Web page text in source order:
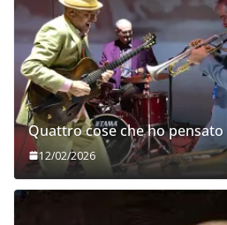
Quattro cose che ho pensato
12/02/2026